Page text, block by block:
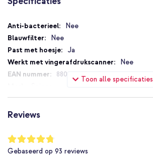
Toon alle specificaties
Specificaties
Nee
Nee
Ja
Nee
8809811851243
AGL03387
Reviews
Waardering:
95
%
of
Gebaseerd op 93 reviews